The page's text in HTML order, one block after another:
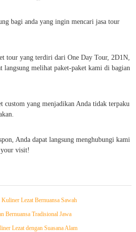
bagi anda yang ingin mencari jasa tour
tour yang terdiri dari One Day Tour, 2D1N,
melihat paket-paket kami di bagian
custom yang menjadikan Anda tidak terpaku
Anda dapat langsung menghubungi kami
visit!
Lezat Bernuansa Sawah
Bernuansa Tradisional Jawa
Lezat dengan Suasana Alam